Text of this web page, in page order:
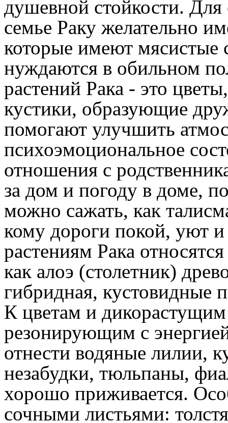
душевной стойкости. Для
семье Раку желательно
которые имеют мясистые
нуждаются в обильном
растений Рака - это
кустики, образующие
помогают улучшить
психоэмоциональное
отношения с
за дом и погоду в доме,
можно сажать, как
кому дороги покой, уют
растениям Рака
как алоэ (столетник)
гибридная, кустовидные
К цветам и
резонирующим с
отнести водяные лилии,
незабудки, тюльпаны,
хорошо приживается.
сочными листьями: